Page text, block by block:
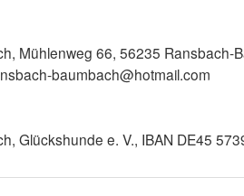
Mühlenweg 66, 56235 Ransbach-
baumbach@hotmail.com
Glückshunde e. V., IBAN DE45